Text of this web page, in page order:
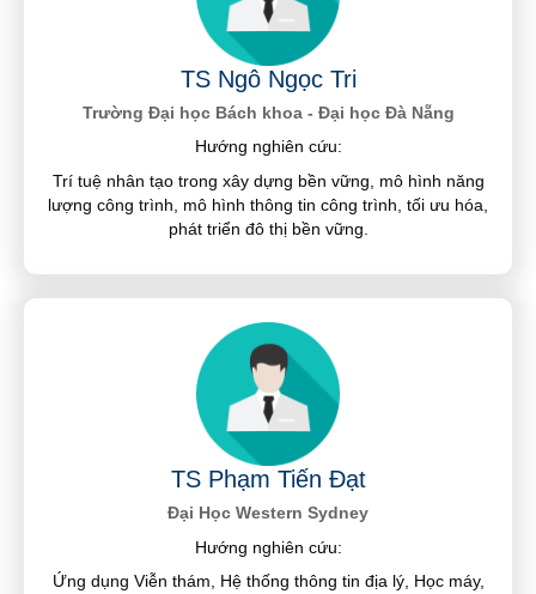
TS Ngô Ngọc Tri
Trường Đại học Bách khoa - Đại học Đà Nẵng
Hướng nghiên cứu:
Trí tuệ nhân tạo trong xây dựng bền vững, mô hình năng
lượng công trình, mô hình thông tin công trình, tối ưu hóa,
phát triển đô thị bền vững.
TS Phạm Tiến Đạt
Đại Học Western Sydney
Hướng nghiên cứu:
Ứng dụng Viễn thám, Hệ thống thông tin địa lý, Học máy,